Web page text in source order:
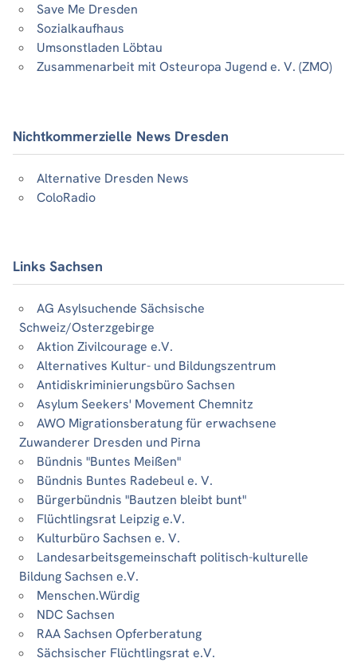
Save Me Dresden
Sozialkaufhaus
Umsonstladen Löbtau
Zusammenarbeit mit Osteuropa Jugend e. V. (ZMO)
Nichtkommerzielle News Dresden
Alternative Dresden News
ColoRadio
Links Sachsen
AG Asylsuchende Sächsische
Schweiz/Osterzgebirge
Aktion Zivilcourage e.V.
Alternatives Kultur- und Bildungszentrum
Antidiskriminierungsbüro Sachsen
Asylum Seekers' Movement Chemnitz
AWO Migrationsberatung für erwachsene
Zuwanderer Dresden und Pirna
Bündnis "Buntes Meißen"
Bündnis Buntes Radebeul e. V.
Bürgerbündnis "Bautzen bleibt bunt"
Flüchtlingsrat Leipzig e.V.
Kulturbüro Sachsen e. V.
Landesarbeitsgemeinschaft politisch-kulturelle
Bildung Sachsen e.V.
Menschen.Würdig
NDC Sachsen
RAA Sachsen Opferberatung
Sächsischer Flüchtlingsrat e.V.